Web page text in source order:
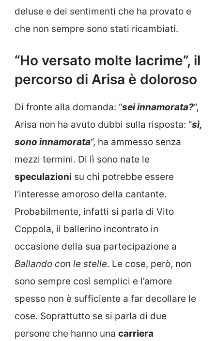
deluse e dei sentimenti che ha provato e
che non sempre sono stati ricambiati.
“Ho versato molte lacrime”, il
percorso di Arisa è doloroso
Di fronte alla domanda: “sei innamorata?“,
Arisa non ha avuto dubbi sulla risposta: “sì,
sono innamorata“, ha ammesso senza
mezzi termini. Di lì sono nate le
speculazioni su chi potrebbe essere
l’interesse amoroso della cantante.
Probabilmente, infatti si parla di Vito
Coppola, il ballerino incontrato in
occasione della sua partecipazione a
Ballando con le stelle. Le cose, però, non
sono sempre così semplici e l’amore
spesso non è sufficiente a far decollare le
cose. Soprattutto se si parla di due
persone che hanno una carriera